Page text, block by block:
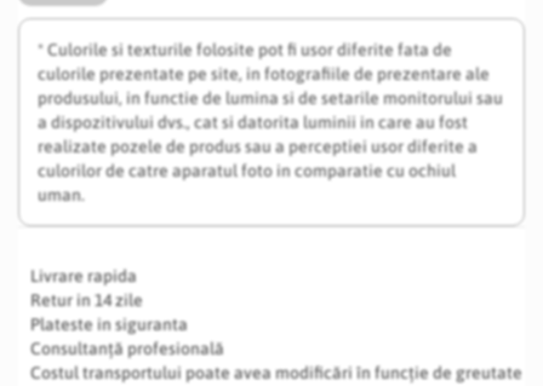
* Culorile si texturile folosite pot fi usor diferite fata de
culorile prezentate pe site, in fotografiile de prezentare ale
produsului, in functie de lumina si de setarile monitorului sau
a dispozitivului dvs., cat si datorita luminii in care au fost
realizate pozele de produs sau a perceptiei usor diferite a
culorilor de catre aparatul foto in comparatie cu ochiul
uman.
Livrare rapida
Retur in 14 zile
Plateste in siguranta
Consultanță profesională
Costul transportului poate avea modificări în funcție de greutate